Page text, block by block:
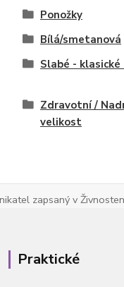
Ponožky
Bílá/smetanová
Slabé -
Zdravotní /
velikost
zapsaný v
Praktické